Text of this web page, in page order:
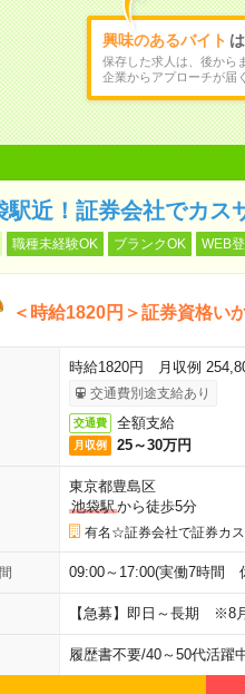
興味のあるバイト
保存した求人は、後から
企業からアプローチが届
駅近！証券会社でカス
職種未経験OK ブランクOK WEB
＜時給1820円＞証券資格い
時給1820円 月収例
交通費別途支給あり
交通費 全額支給
月収例 25～30万円
東京都豊島区
池袋駅から徒歩5分
有名☆証券会社で証券カス
09:00～17:00(実働7時間
【急募】即日～長期 ※8
履歴書不要/40～50代活躍